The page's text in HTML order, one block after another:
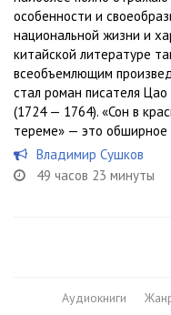
особенности и
национальной жизни и
китайской литературе
всеобъемлющим
стал роман писателя
(1724 — 1764). «Сон в
тереме» — это обширное
Владимир Сушков
49 часов 23 минуты
Аудиокниги